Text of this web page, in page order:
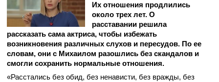
Их отношения продлились
около трех лет. О
расставании решила
рассказать сама актриса, чтобы избежать
возникновения различных слухов и пересудов. По ее
словам, они с Михаилом разошлись без скандалов и
смогли сохранить нормальные отношения.
«Расстались без обид, без ненависти, без вражды, без